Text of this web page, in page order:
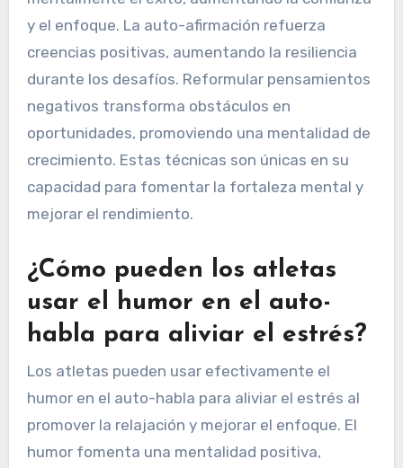
y el enfoque. La auto-afirmación refuerza
creencias positivas, aumentando la resiliencia
durante los desafíos. Reformular pensamientos
negativos transforma obstáculos en
oportunidades, promoviendo una mentalidad de
crecimiento. Estas técnicas son únicas en su
capacidad para fomentar la fortaleza mental y
mejorar el rendimiento.
¿Cómo pueden los atletas
usar el humor en el auto-
habla para aliviar el estrés?
Los atletas pueden usar efectivamente el
humor en el auto-habla para aliviar el estrés al
promover la relajación y mejorar el enfoque. El
humor fomenta una mentalidad positiva,